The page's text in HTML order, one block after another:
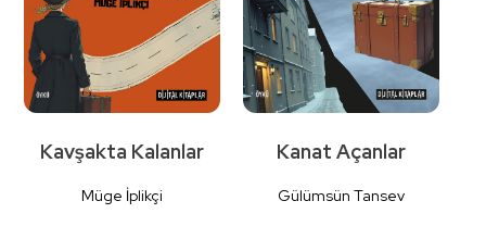
Kavşakta Kalanlar
Müge İplikçi
Kanat Açanlar
Gülümsün Tansev